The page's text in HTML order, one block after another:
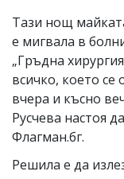
Тази нощ
е мигвала в
„Гръдна
всичко, което се
вчера и късно
Русчева настоя
Флагман.бг.
Решила е да